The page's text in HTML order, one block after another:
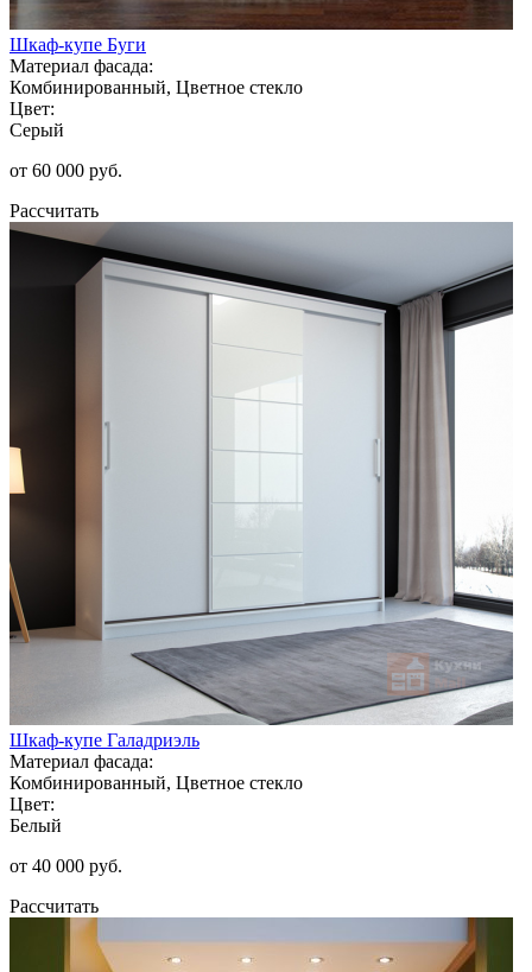
Шкаф-купе Буги
Материал фасада:
Комбинированный, Цветное стекло
Цвет:
Серый
от 60 000 руб.
Рассчитать
Шкаф-купе Галадриэль
Материал фасада:
Комбинированный, Цветное стекло
Цвет:
Белый
от 40 000 руб.
Рассчитать